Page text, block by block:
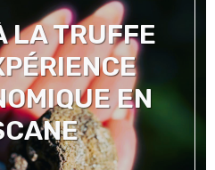
LA TRUFFE
EN